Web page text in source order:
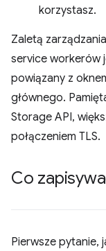
korzystasz.
Zaletą
service workerów
powiązany z
głównego.
Storage API,
połączeniem TLS.
Co
Pierwsze pytanie,